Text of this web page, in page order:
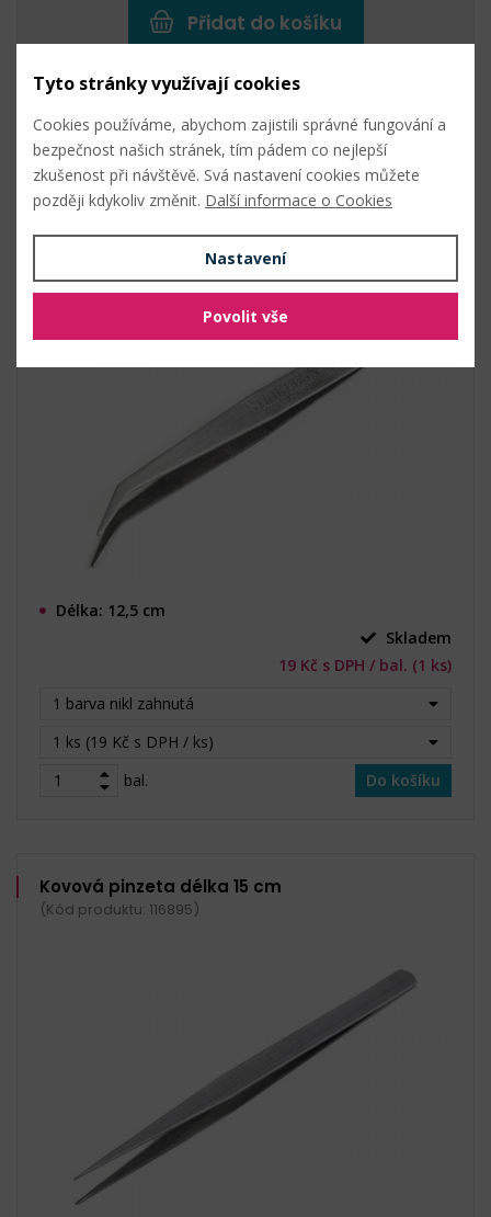
Přidat do košíku
Související zboží
Kovová pinzeta rovná, zahnutá, 12,5 cm
Délka: 12,5 cm
Skladem
19 Kč s DPH / bal. (1 ks)
1 barva nikl zahnutá
1 ks (19 Kč s DPH / ks)
bal.
Do košíku
Kovová pinzeta délka 15 cm
(Kód produktu: 116895)
Tyto stránky využívají cookies
Cookies používáme, abychom zajistili správné fungování a
bezpečnost našich stránek, tím pádem co nejlepší
zkušenost při návštěvě. Svá nastavení cookies můžete
později kdykoliv změnit. Další informace o Cookies
Nastavení
Povolit vše